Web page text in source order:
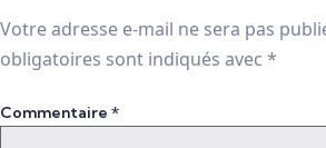
Votre adresse e-mail ne sera pas
obligatoires sont indiqués avec *
Commentaire *